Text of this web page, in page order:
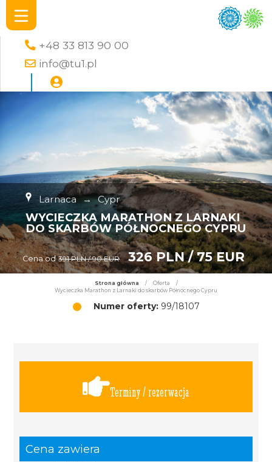
+48 33 813 90 00
info@tu1.pl
Larnaca → Cypr
WYCIECZKA MARATHON Z LARNAKI
DO SKARBÓW PÓŁNOCNEGO CYPRU
Cena od 391 PLN / 90 EUR 326 PLN / 75 EUR
Strona główna / Oferta
/
Wycieczka Marathon z Larnaki do skarbów Północnego Cypru
Numer oferty:99/18107
Terminy / rezerwacja
Cena zawiera